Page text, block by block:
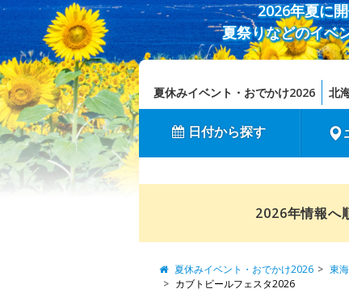
2026年夏に
夏祭りなどのイベ
夏休みイベント・おでかけ2026 北
日付から探す
2026年情報へ
夏休みイベント・おでかけ2026 東
カブトビールフェスタ2026